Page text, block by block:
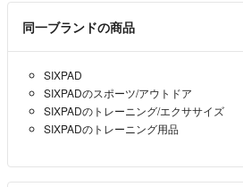
◇◆◇◆◇◆◇◆◇◆◇◆
ん。
同一ブランドの商品
SIXPAD
SIXPADのスポーツ/アウトドア
SIXPADのトレーニング/エクササイズ
SIXPADのトレーニング用品